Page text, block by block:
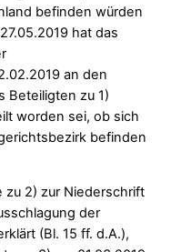
befinden würden
hat das
an den
Beteiligten zu 1)
worden sei, ob sich
befinden
zu 2) zur Niederschrift
der
(Bl. 15 ff. d.A.),